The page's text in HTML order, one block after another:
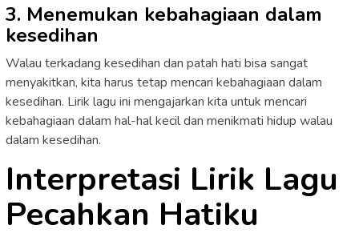
3. Menemukan kebahagiaan dalam
kesedihan
Walau terkadang kesedihan dan patah hati bisa sangat
menyakitkan, kita harus tetap mencari kebahagiaan dalam
kesedihan. Lirik lagu ini mengajarkan kita untuk mencari
kebahagiaan dalam hal-hal kecil dan menikmati hidup walau
dalam kesedihan.
Interpretasi Lirik Lagu
Pecahkan Hatiku